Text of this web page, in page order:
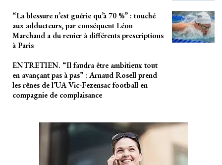
“La blessure n’est guérie qu’à 70 %” : touché
aux adducteurs, par conséquent Léon
Marchand a du renier à différents prescriptions
à Paris
ENTRETIEN. “Il faudra être ambitieux tout
en avançant pas à pas” : Arnaud Rosell prend
les rênes de l’UA Vic-Fezensac football en
compagnie de complaisance